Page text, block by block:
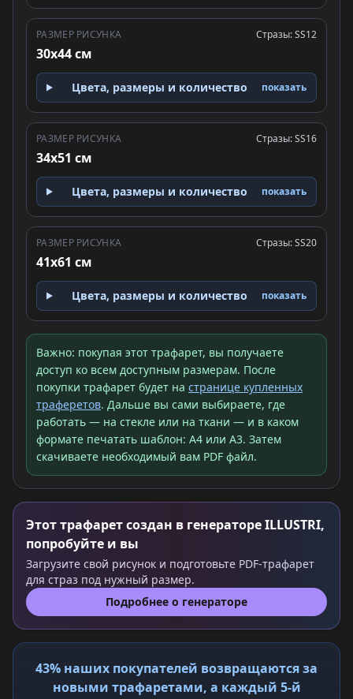
РАЗМЕР РИСУНКА
30x44 см
Стразы: SS12
Цвета, размеры и количество показать
РАЗМЕР РИСУНКА
34x51 см
Стразы: SS16
Цвета, размеры и количество показать
РАЗМЕР РИСУНКА
41x61 см
Стразы: SS20
Цвета, размеры и количество показать
Важно: покупая этот трафарет, вы получаете
доступ ко всем доступным размерам. После
покупки трафарет будет на странице купленных
траферетов. Дальше вы сами выбираете, где
работать — на стекле или на ткани — и в каком
формате печатать шаблон: A4 или A3. Затем
скачиваете необходимый вам PDF файл.
Этот трафарет создан в генераторе ILLUSTRI,
попробуйте и вы
Загрузите свой рисунок и подготовьте PDF-трафарет
для страз под нужный размер.
Подробнее о генераторе
43% наших покупателей возвращаются за
новыми трафаретами, а каждый 5-й